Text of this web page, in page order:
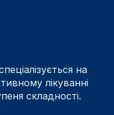
на
лікуванні
складності.